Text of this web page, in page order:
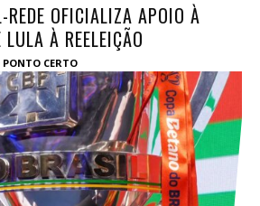
REDE OFICIALIZA APOIO À
À REELEIÇÃO
CERTO